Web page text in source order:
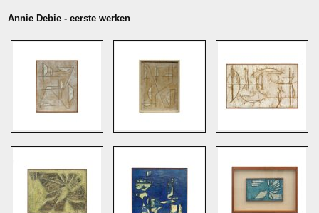
Annie Debie - eerste werken